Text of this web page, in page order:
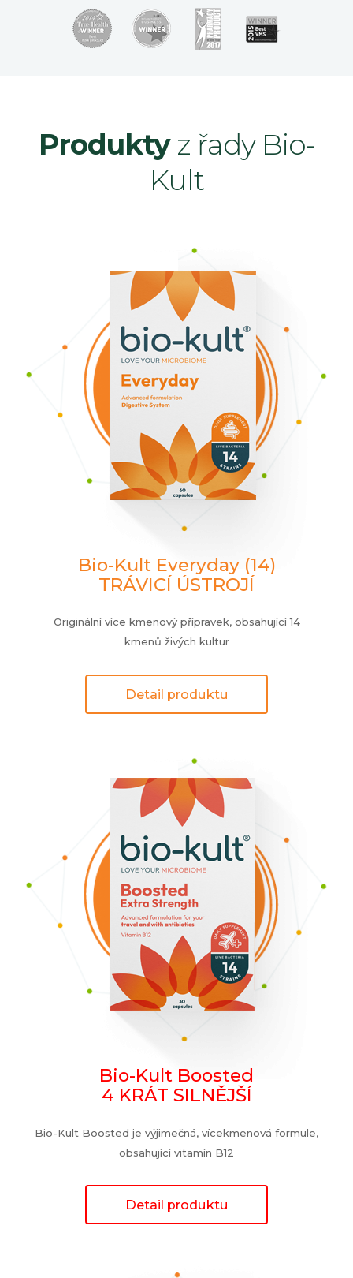
Produktyz řady Bio-
Kult
Bio-Kult Everyday (14)
TRÁVICÍ ÚSTROJÍ
Originální více kmenový přípravek, obsahující 14
kmenů živých kultur
Detail produktu
Bio-Kult Boosted
4 KRÁT SILNĚJŠÍ
Bio-Kult Boosted je výjimečná, vícekmenová formule,
obsahující vitamín B12
Detail produktu